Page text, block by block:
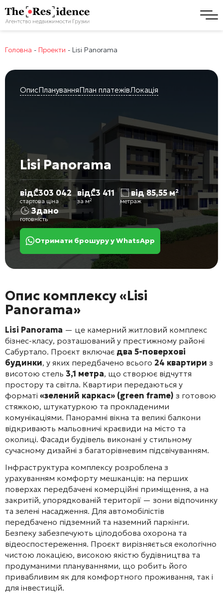
Головна - Проекти - Lisi Panorama
ОписПлануванняПлан платежівЛокація
Lisi Panorama
від₾303 042
стартова ціна
від₾3 411
за м²
від 85,55 м²
метраж
Здано
готовність
Отримати брошуру у WhatsApp
Опис комплексу «Lisi
Panorama»
Lisi Panorama — це камерний житловий комплекс
бізнес-класу, розташований у престижному районі
Сабуртало. Проєкт включає два 5-поверхові
будинки, у яких передбачено всього 24 квартири з
висотою стель 3,1 метра, що створює відчуття
простору та світла. Квартири передаються у
форматі «зелений каркас» (green frame) з готовою
стяжкою, штукатуркою та прокладеними
комунікаціями. Панорамні вікна та великі балкони
відкривають мальовничі краєвиди на місто та
околиці. Фасади будівель виконані у стильному
сучасному дизайні з багаторівневим підсвічуванням.
Інфраструктура комплексу розроблена з
урахуванням комфорту мешканців: на перших
поверхах передбачені комерційні приміщення, а на
закритій, упорядкованій території — зони відпочинку
та зелені насадження. Для автомобілістів
передбачено підземний та наземний паркінги.
Безпеку забезпечують цілодобова охорона та
відеоспостереження. Проєкт вирізняється екологічно
чистою локацією, високою якістю будівництва та
продуманими плануваннями, що робить його
привабливим як для комфортного проживання, так і
для інвестицій.